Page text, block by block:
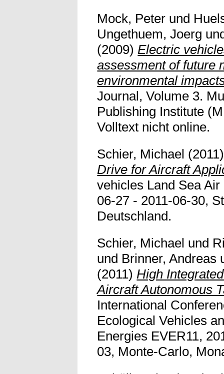
Mock, Peter und
Ungethuem, Joerg
(2009)Electric
assessment of future
environmental
Journal, Volume 3.
Publishing Institute
Volltext nicht online.
Schier, Michael
Drive for Aircraft
vehicles Land Sea
06-27 - 2011-06-30,
Deutschland.
Schier, Michael und
und Brinner, Andreas
(2011) High
Aircraft Autonomous
International
Ecological Vehicles
Energies EVER11,
03, Monte-Carlo,